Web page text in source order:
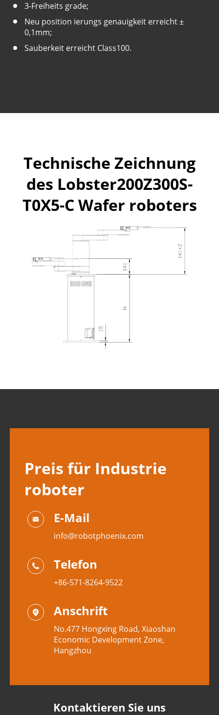
3-Freiheits grade;
Neu position ierungs genauigkeit erreicht ±
0,1mm;
Sauberkeit erreicht Class100.
Technische Zeichnung
des Lobster200Z300S-
T0X5-C Wafer roboters
Preis für Industrie
roboter
 E-Mail
info@robotphoenix.com
 Telefon
+86-571-8264-9522
 Anschrift
No.477 Hongxing Road, Xiaoshan
Economic Development Zone,
Hangzhou
Kontaktieren Sie uns